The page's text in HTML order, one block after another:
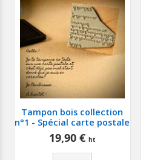
Tampon bois collection
n°1 - Spécial carte postale
19,90 €